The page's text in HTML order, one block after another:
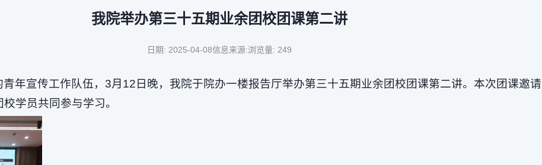
我院举办第三十五期业余团校团课第二讲
日期: 2025-04-08信息来源:浏览量: 249
年宣传工作队伍，3月12日晚，我院于院办一楼报告厅举办第三十五期业余团校团课第二讲。本次团课邀
学员共同参与学习。